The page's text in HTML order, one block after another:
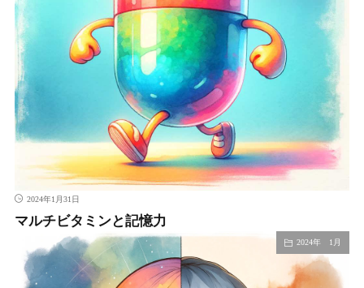
2024年1月31日
マルチビタミンと記憶力
2024年 1月